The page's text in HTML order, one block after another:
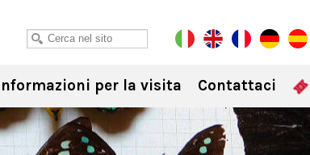
per la visita Contattaci